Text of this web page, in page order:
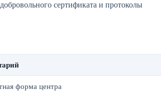
сертификата и протоколы
форма центра